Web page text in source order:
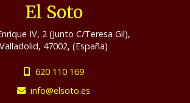
El Soto
IV, 2 (Junto C/Teresa Gil),
Valladolid, 47002, (España)
620 110 169
info
elsoto.es